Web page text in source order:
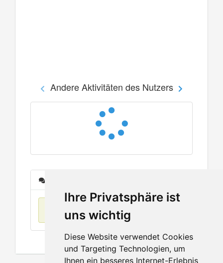
Ihre Privatsphäre ist
uns wichtig
Diese Website verwendet Cookies
und Targeting Technologien, um
Ihnen ein besseres Internet-Erlebnis
Andere Aktivitäten des Nutzers
Keine Einträge